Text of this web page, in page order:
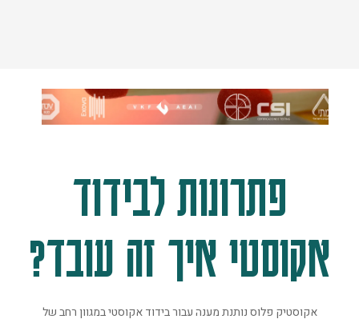
פתרונות לבידוד
אקוסטי איך זה עובד?
אקוסטיק פלוס נותנת מענה עבור בידוד אקוסטי במגוון רחב של